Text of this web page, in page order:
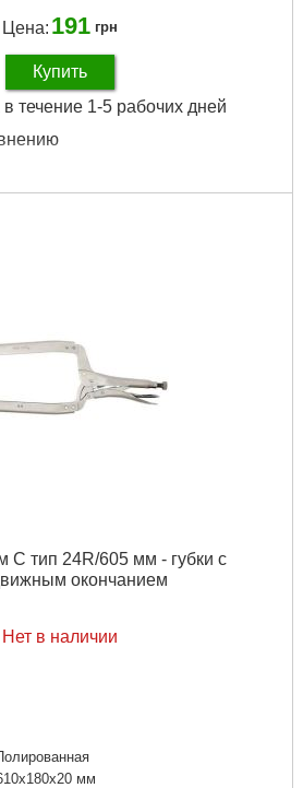
Цена: 191 грн
Купить
в течение 1-5 рабочих дней
Подробнее...
тип 24R/605 мм - губки с
окончанием
Нет в наличии
мм